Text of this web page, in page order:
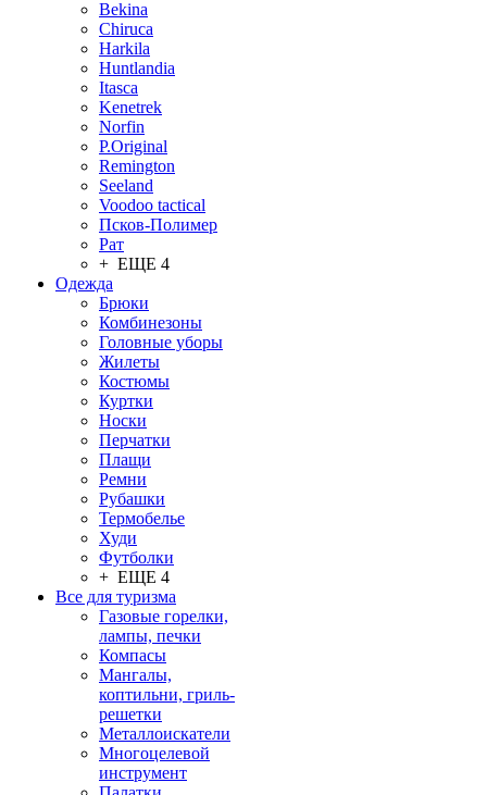
Bekina
Chiruсa
Harkila
Huntlandia
Itasca
Kenetrek
Norfin
P.Original
Remington
Seeland
Voodoo tactical
Псков-Полимер
Рат
+ ЕЩЕ 4
Одежда
Брюки
Комбинезоны
Головные уборы
Жилеты
Костюмы
Куртки
Носки
Перчатки
Плащи
Ремни
Рубашки
Термобелье
Худи
Футболки
+ ЕЩЕ 4
Все для туризма
Газовые горелки,
лампы, печки
Компасы
Мангалы,
коптильни, гриль-
решетки
Металлоискатели
Многоцелевой
инструмент